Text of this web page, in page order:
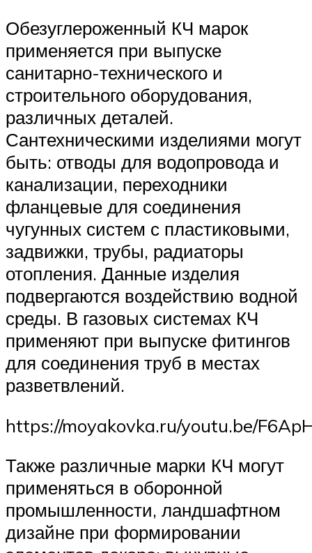
Обезуглероженный КЧ марок
применяется при выпуске
санитарно-технического и
строительного оборудования,
различных деталей.
Сантехническими изделиями могут
быть: отводы для водопровода и
канализации, переходники
фланцевые для соединения
чугунных систем с пластиковыми,
задвижки, трубы, радиаторы
отопления. Данные изделия
подвергаются воздействию водной
среды. В газовых системах КЧ
применяют при выпуске фитингов
для соединения труб в местах
разветвлений.
https://moyakovka.ru/youtu.be/
Также различные марки КЧ могут
применяться в оборонной
промышленности, ландшафтном
дизайне при формировании